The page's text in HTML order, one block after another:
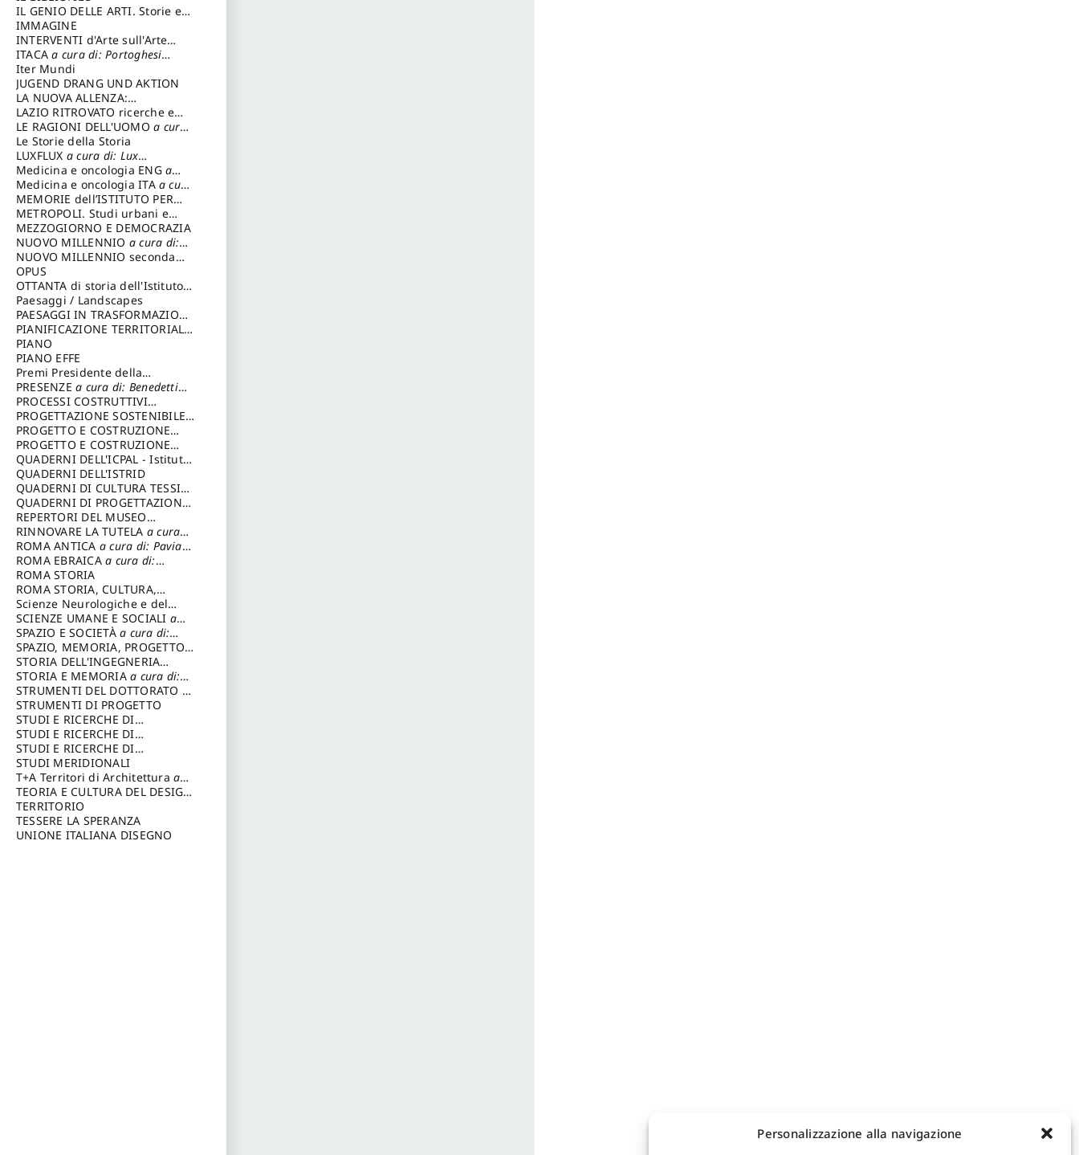
Personalizzazione alla navigazione
IL GENIO DELLE ARTI. Storie e
interpretazione
IMMAGINE
INTERVENTI d'Arte sull'Arte
dedicata alla cultura della
conservazione d’arte
Fondazione Paola Droghetti onlus
ITACAa cura di: Portoghesi
Paolo
Iter Mundi
JUGEND DRANG UND AKTION
LA NUOVA ALLENZA:
ARCHITETTURA & AMBIENTE
LAZIO RITROVATO ricerche e
restauri
LE RAGIONI DELL'UOMOa cura
di: Lombardi Satriani Luigi
Le Storie della Storia
LUXFLUX a cura di: Lux
Simonetta
Medicina e oncologia ENG a
cura di: Lopez Massimo
Medicina e oncologia ITA a cura
di: Lopez Massimo
MEMORIE dell’ISTITUTO PER
STORIA DEL RISORGIMENTO
METROPOLI. Studi urbani e
regionali
MEZZOGIORNO E DEMOCRAZIA
NUOVO MILLENNIO a cura di:
Capaldo Pellegrino
NUOVO MILLENNIO seconda
serie
Francesco
OPUS
OTTANTA di storia dell'Istituto
storia dell’Istitutoa cura di:
Cavalieri Patrizia
Paesaggi / Landscapes
PAESAGGI IN TRASFORMAZIONE
a cura di: Corti Enrico A.
PIANIFICAZIONE TERRITORIALE
URBANISTICA ED AMBIENTALE
a cura di: Costa Enrico
PIANO
PIANO EFFE
Premi Presidente della
Repubblica
PRESENZEa cura di: Benedetti
Sandro
PROCESSI COSTRUTTIVI
DELL'ARCHITETTURAa cura di:
Ippoliti Alessandro
PROGETTAZIONE SOSTENIBILE
PARTECIPATA
PROGETTO E COSTRUZIONE
DELL’ARCHITETTURA
PROGETTO E COSTRUZIONE
SOSTENIBILE
QUADERNI DELL'ICPAL - Istituto
centrale per il restauro e la
conservazione del patrimonio
archivistico e librario
QUADERNI DELL'ISTRID
QUADERNI DI CULTURA TESSILE
a cura di: Crispolti Livia
QUADERNI DI PROGETTAZIONE
a cura di: Giura Longo Tommaso
REPERTORI DEL MUSEO
CENTRALE DEL RISORGIMENTO
a cura di: Pizzo Marco
RINNOVARE LA TUTELA a cura
di: Cicalò Enrico
ROMA ANTICA a cura di: Pavia
Carlo
ROMA EBRAICAa cura di:
Procaccia Claudio
ROMA STORIA
ROMA STORIA, CULTURA,
IMMAGINEa cura di: Fagiolo
Marcello
Scienze Neurologiche e del
Comportamento
SCIENZE UMANE E SOCIALI a
cura di: Iannizzi Salvatore
SPAZIO E SOCIETÀa cura di:
Cassetti Roberto
SPAZIO, MEMORIA, PROGETTO
a cura di: Rossi Massimo
STORIA DELL'INGEGNERIA
STRUTTURALE IN ITALIAa cura
di: Poretti Sergio
STORIA E MEMORIAa cura di:
Rossi Lauro
STRUMENTI DEL DOTTORATO DI
RICERCA IN RILIEVO E
RAPPRESENTAZIONE
DELL’ARCHITETTURA E
DELL’AMBIENTEa cura di:
Migliari Riccardo
STRUMENTI DI PROGETTO
STUDI E RICERCHE DI
ARCHEOLOGIA IN SICILIA
di: Pelagatti Paola
STUDI E RICERCHE DI
ARCHITETTURA del
Dipartimento di Architettura
Università degli Studi G. d'
Annunzio
STUDI E RICERCHE DI
ARCHITETTURA del
Dipartimento di Architettura
Università degli Studi G. d'
Annunzio, Chieti-Pescara
di: Fusero Paolo
STUDI MERIDIONALI
T+A Territori di Architetturaa
cura di: Ramazzotti Luigi
TEORIA E CULTURA DEL DESIGN
a cura di: Furlanis Giuseppe
TERRITORIO
TESSERE LA SPERANZA
UNIONE ITALIANA DISEGNO